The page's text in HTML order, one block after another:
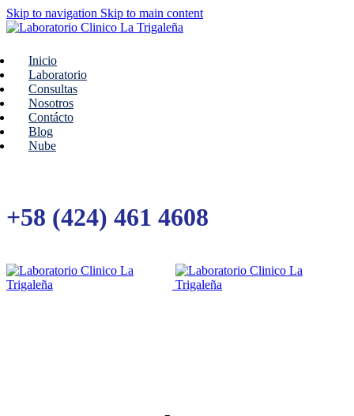
Skip to navigation Skip to main content
Inicio
Laboratorio
Consultas
Nosotros
Contácto
Blog
Nube
+58 (424) 461 4608